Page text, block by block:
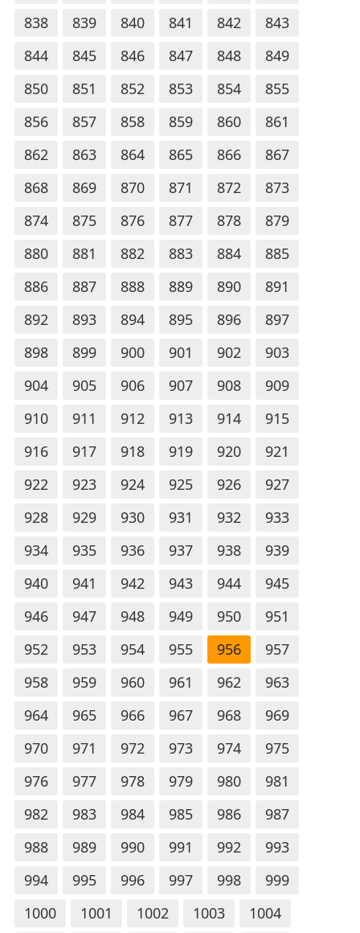
838
839 840 841 842
843
844
845 846 847 848
849
850
851 852 853 854
855
856
857 858 859 860
861
862
863 864 865 866
867
868
869 870 871 872
873
874
875 876 877 878
879
880
881 882 883 884
885
886
887 888 889 890
891
892
893 894 895 896
897
898
899 900 901 902
903
904
905 906 907 908
909
910
911 912 913 914
915
916
917 918 919 920
921
922
923 924 925 926
927
928
929 930 931 932
933
934
935 936 937 938
939
940
941 942 943 944
945
946
947 948 949 950
951
952
953 954 955 956
957
958
959 960 961 962
963
964
965 966 967 968
969
970
971 972 973 974
975
976
977 978 979 980
981
982
983 984 985 986
987
988
989 990 991 992
993
994
995 996 997 998
999
1000
1001 1002 1003 1004